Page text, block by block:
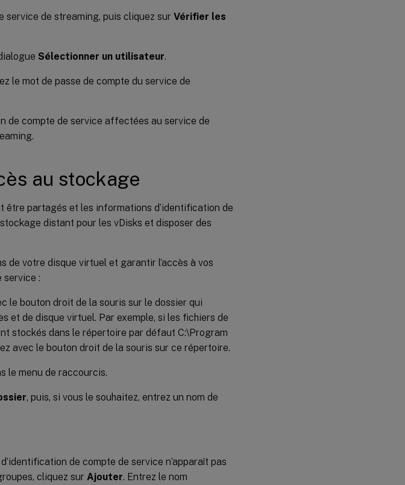
service de streaming, puis cliquez sur Vérifier les
Sélectionner un utilisateur.
le mot de passe de compte du service de
de compte de service affectées au service de
au stockage
être partagés et les informations d’identification de
distant pour les vDisks et disposer des
de votre disque virtuel et garantir l’accès à vos
service :
le bouton droit de la souris sur le dossier qui
et de disque virtuel. Par exemple, si les fichiers de
stockés dans le répertoire par défaut C:\Program
avec le bouton droit de la souris sur ce répertoire.
le menu de raccourcis.
, puis, si vous le souhaitez, entrez un nom de
de compte de service n’apparaît pas
cliquez sur Ajouter. Entrez le nom